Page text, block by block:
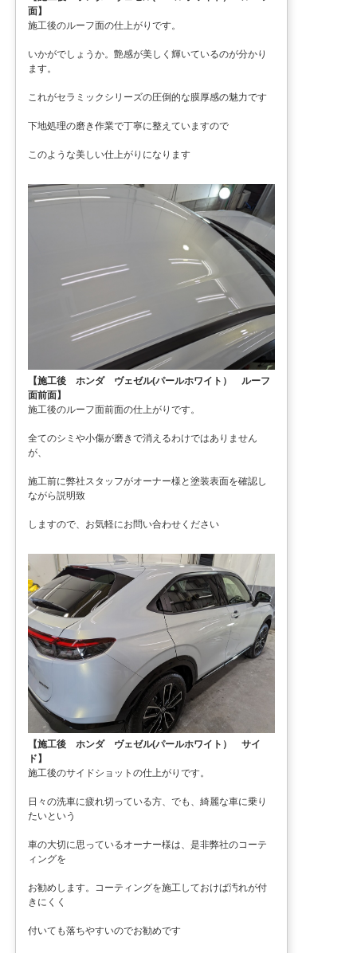
面】
施工後のルーフ面の仕上がりです。
いかがでしょうか。艶感が美しく輝いているのが分かり
ます。
これがセラミックシリーズの圧倒的な膜厚感の魅力です
下地処理の磨き作業で丁寧に整えていますので
このような美しい仕上がりになります
【施工後 ホンダ ヴェゼル(パールホワイト） ルーフ
面前面】
施工後のルーフ面前面の仕上がりです。
全てのシミや小傷が磨きで消えるわけではありません
が、
施工前に弊社スタッフがオーナー様と塗装表面を確認し
ながら説明致
しますので、お気軽にお問い合わせください
【施工後 ホンダ ヴェゼル(パールホワイト） サイ
ド】
施工後のサイドショットの仕上がりです。
日々の洗車に疲れ切っている方、でも、綺麗な車に乗り
たいという
車の大切に思っているオーナー様は、是非弊社のコーテ
ィングを
お勧めします。コーティングを施工しておけば汚れが付
きにくく
付いても落ちやすいのでお勧めです